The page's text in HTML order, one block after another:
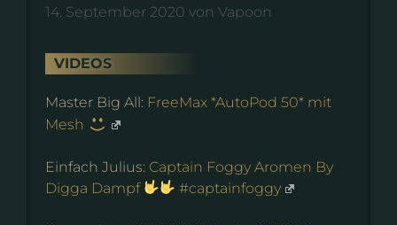
14. September 2020 von Vapoon
VIDEOS
Master Big All: FreeMax *AutoPod 50* mit
Mesh
Einfach Julius: Captain Foggy Aromen By
Digga Dampf
#captainfoggy